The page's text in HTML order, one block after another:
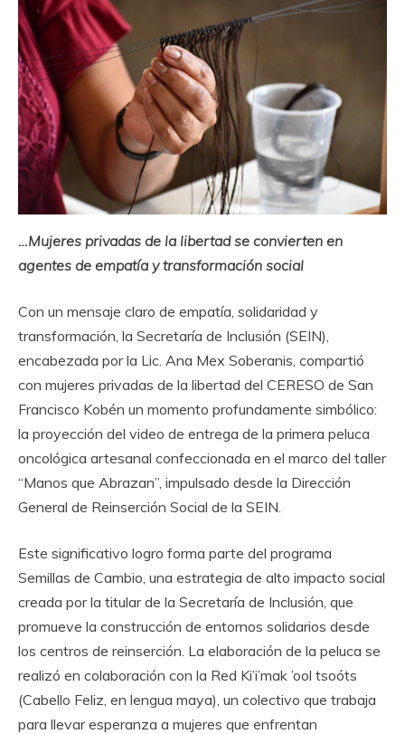
…Mujeres privadas de la libertad se convierten en
agentes de empatía y transformación social
Con un mensaje claro de empatía, solidaridad y
transformación, la Secretaría de Inclusión (SEIN),
encabezada por la Lic. Ana Mex Soberanis, compartió
con mujeres privadas de la libertad del CERESO de San
Francisco Kobén un momento profundamente simbólico:
la proyección del video de entrega de la primera peluca
oncológica artesanal confeccionada en el marco del taller
“Manos que Abrazan”, impulsado desde la Dirección
General de Reinserción Social de la SEIN.
Este significativo logro forma parte del programa
Semillas de Cambio, una estrategia de alto impacto social
creada por la titular de la Secretaría de Inclusión, que
promueve la construcción de entornos solidarios desde
los centros de reinserción. La elaboración de la peluca se
realizó en colaboración con la Red Ki’i’mak ’ool tsoóts
(Cabello Feliz, en lengua maya), un colectivo que trabaja
para llevar esperanza a mujeres que enfrentan